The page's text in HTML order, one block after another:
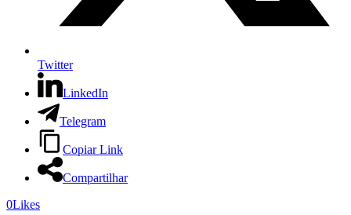
Twitter
LinkedIn
Telegram
Copiar Link
Compartilhar
0Likes